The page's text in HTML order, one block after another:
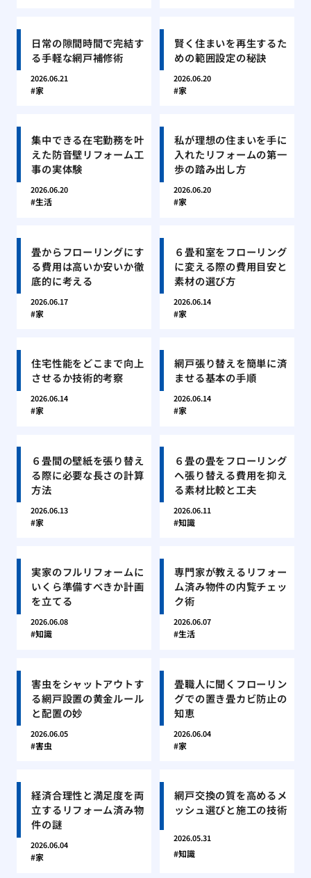
日常の隙間時間で完結す
る手軽な網戸補修術
2026.06.21
家
賢く住まいを再生するた
めの範囲設定の秘訣
2026.06.20
家
集中できる在宅勤務を叶
えた防音壁リフォーム工
事の実体験
2026.06.20
生活
私が理想の住まいを手に
入れたリフォームの第一
歩の踏み出し方
2026.06.20
家
畳からフローリングにす
る費用は高いか安いか徹
底的に考える
2026.06.17
家
６畳和室をフローリング
に変える際の費用目安と
素材の選び方
2026.06.14
家
住宅性能をどこまで向上
させるか技術的考察
2026.06.14
家
網戸張り替えを簡単に済
ませる基本の手順
2026.06.14
家
６畳間の壁紙を張り替え
る際に必要な長さの計算
方法
2026.06.13
家
６畳の畳をフローリング
へ張り替える費用を抑え
る素材比較と工夫
2026.06.11
知識
実家のフルリフォームに
いくら準備すべきか計画
を立てる
2026.06.08
知識
専門家が教えるリフォー
ム済み物件の内覧チェッ
ク術
2026.06.07
生活
害虫をシャットアウトす
る網戸設置の黄金ルール
と配置の妙
2026.06.05
害虫
畳職人に聞くフローリン
グでの置き畳カビ防止の
知恵
2026.06.04
家
経済合理性と満足度を両
立するリフォーム済み物
件の謎
2026.06.04
家
網戸交換の質を高めるメ
ッシュ選びと施工の技術
2026.05.31
知識